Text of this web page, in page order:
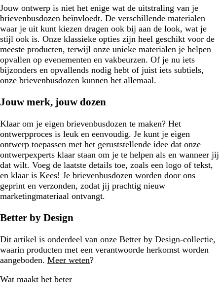
Jouw ontwerp is niet het enige wat de uitstraling van je
brievenbusdozen beïnvloedt. De verschillende materialen
waar je uit kunt kiezen dragen ook bij aan de look, wat je
stijl ook is. Onze klassieke opties zijn heel geschikt voor de
meeste producten, terwijl onze unieke materialen je helpen
opvallen op evenementen en vakbeurzen. Of je nu iets
bijzonders en opvallends nodig hebt of juist iets subtiels,
onze brievenbusdozen kunnen het allemaal.
Jouw merk, jouw dozen
Klaar om je eigen brievenbusdozen te maken? Het
ontwerpproces is leuk en eenvoudig. Je kunt je eigen
ontwerp toepassen met het geruststellende idee dat onze
ontwerpexperts klaar staan om je te helpen als en wanneer jij
dat wilt. Voeg de laatste details toe, zoals een logo of tekst,
en klaar is Kees! Je brievenbusdozen worden door ons
geprint en verzonden, zodat jij prachtig nieuw
marketingmateriaal ontvangt.
Better by Design
Dit artikel is onderdeel van onze Better by Design-collectie,
waarin producten met een verantwoorde herkomst worden
aangeboden. Meer weten?
Wat maakt het beter